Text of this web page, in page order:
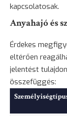
kapcsolatosak.
Anyahajó és
Érdekes
eltérően
jelentést
összefüggés: